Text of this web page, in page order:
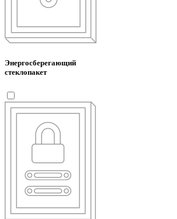
Энергосберегающий
стеклопакет